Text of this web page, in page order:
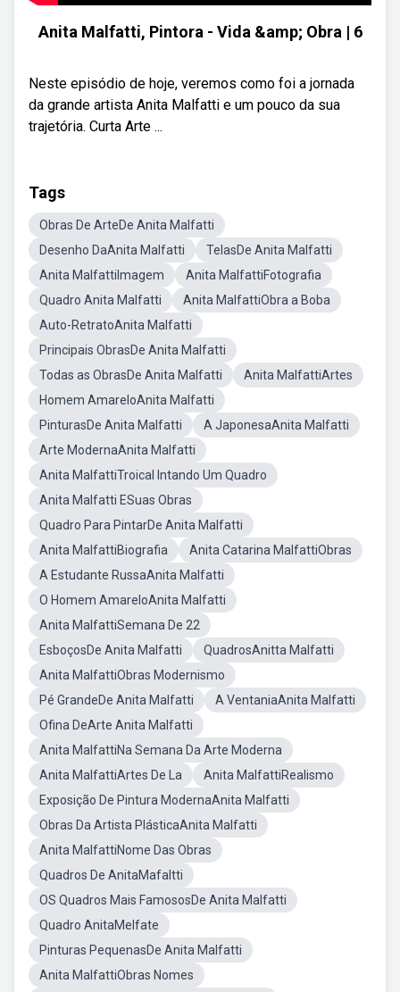
Anita Malfatti, Pintora - Vida &amp; Obra | 6
Neste episódio de hoje, veremos como foi a jornada
da grande artista Anita Malfatti e um pouco da sua
trajetória. Curta Arte ...
Tags
Obras De ArteDe Anita Malfatti
Desenho DaAnita Malfatti
TelasDe Anita Malfatti
Anita MalfattiImagem
Anita MalfattiFotografia
Quadro Anita Malfatti
Anita MalfattiObra a Boba
Auto-RetratoAnita Malfatti
Principais ObrasDe Anita Malfatti
Todas as ObrasDe Anita Malfatti
Anita MalfattiArtes
Homem AmareloAnita Malfatti
PinturasDe Anita Malfatti
A JaponesaAnita Malfatti
Arte ModernaAnita Malfatti
Anita MalfattiTroical Intando Um Quadro
Anita Malfatti ESuas Obras
Quadro Para PintarDe Anita Malfatti
Anita MalfattiBiografia
Anita Catarina MalfattiObras
A Estudante RussaAnita Malfatti
O Homem AmareloAnita Malfatti
Anita MalfattiSemana De 22
EsboçosDe Anita Malfatti
QuadrosAnitta Malfatti
Anita MalfattiObras Modernismo
Pé GrandeDe Anita Malfatti
A VentaniaAnita Malfatti
Ofina DeArte Anita Malfatti
Anita MalfattiNa Semana Da Arte Moderna
Anita MalfattiArtes De La
Anita MalfattiRealismo
Exposição De Pintura ModernaAnita Malfatti
Obras Da Artista PlásticaAnita Malfatti
Anita MalfattiNome Das Obras
Quadros De AnitaMafaltti
OS Quadros Mais FamososDe Anita Malfatti
Quadro AnitaMelfate
Pinturas PequenasDe Anita Malfatti
Anita MalfattiObras Nomes